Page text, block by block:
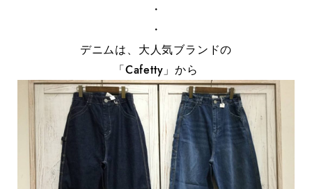
・
・
デニムは、大人気ブランドの
「Cafetty」から